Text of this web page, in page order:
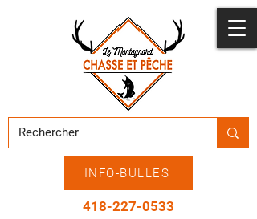
INFO-BULLES
418-227-0533